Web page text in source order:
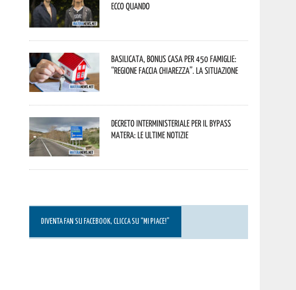
Ecco quando
Basilicata, Bonus casa per 450 famiglie:
“Regione faccia chiarezza”. La situazione
Decreto interministeriale per il Bypass
Matera: le ultime notizie
DIVENTA FAN SU FACEBOOK, CLICCA SU “MI PIACE!”